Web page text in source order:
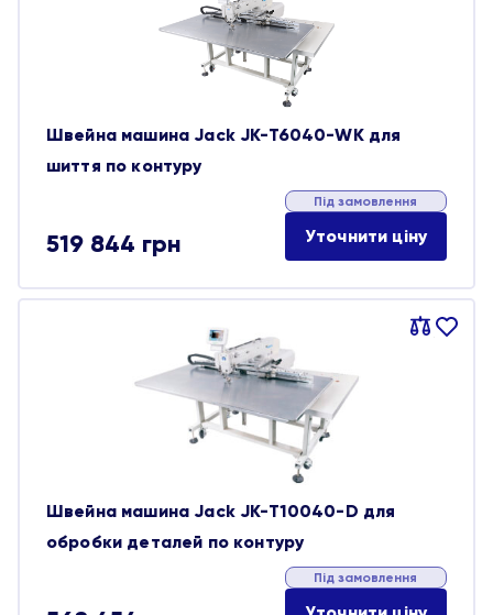
Швейна машина Jack JK-T6040-WK для
шиття по контуру
519 844 грн
Під замовлення
Уточнити ціну
Порівняти
В
Швейна машина Jack JK-T10040-D для
обробки деталей по контуру
Під замовлення